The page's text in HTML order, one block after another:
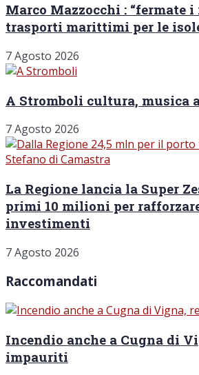
Marco Mazzocchi : “fermate
trasporti marittimi per le
7 Agosto 2026
A Stromboli cultura, musica
7 Agosto 2026
La Regione lancia la Super
primi 10 milioni per
investimenti
7 Agosto 2026
Raccomandati
Incendio anche a Cugna di
impauriti